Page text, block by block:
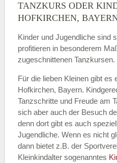
Name*
E-Mail*
Name der
TANZKURS ODER
HOFKIRCHEN,
Kinder und Jugendliche sind
profitieren in besonderem
zugeschnittenen Tanzkursen.
Für die lieben Kleinen gibt es
Hofkirchen, Bayern.
Tanzschritte und Freude am
sich aber auch der Besuch
denn dort gibt es auch
Jugendliche. Wenn es nicht
dann bietet z.B. der
Kleinkindalter sogenanntes